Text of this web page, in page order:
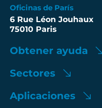
Oficinas de París
6 Rue Léon Jouhaux
75010 Paris
Obtener ayuda
Sectores
Aplicaciones